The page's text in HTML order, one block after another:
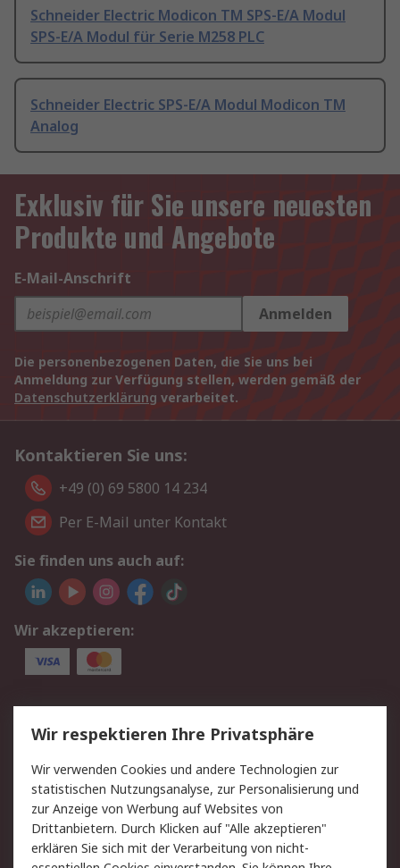
Schneider Electric Modicon TM SPS-E/A Modul
SPS-E/A Modul für Serie M258 PLC
Schneider Electric SPS-E/A Modul Modicon TM
Analog
Exklusiv für Sie unsere neuesten
Produkte und Angebote
E-Mail-Anschrift
Anmelden
Die personenbezogenen Daten, die Sie uns bei
Anmeldung zur Verfügung stellen, werden gemäß der
Datenschutzerklärung verarbeitet.
Kontaktieren Sie uns:
+49 (0) 69 5800 14 234
Per E-Mail unter Kontakt
Sie finden uns auch auf:
Wir akzeptieren:
Service
Value Added Services
Lieferlösungen
Rücksendungen
Kontakt
Hilfe
Privatkunden
Rechtliches
Wir respektieren Ihre Privatsphäre
Wir verwenden Cookies und andere Technologien zur
statistischen Nutzungsanalyse, zur Personalisierung und
zur Anzeige von Werbung auf Websites von
Drittanbietern. Durch Klicken auf "Alle akzeptieren"
erklären Sie sich mit der Verarbeitung von nicht-